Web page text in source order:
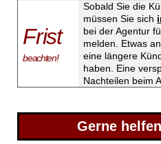
Frist
beachten!
Sobald Sie die
müssen Sie sich
bei der Agentur
melden. Etwas
eine längere
haben. Eine
Nachteilen beim
Gerne